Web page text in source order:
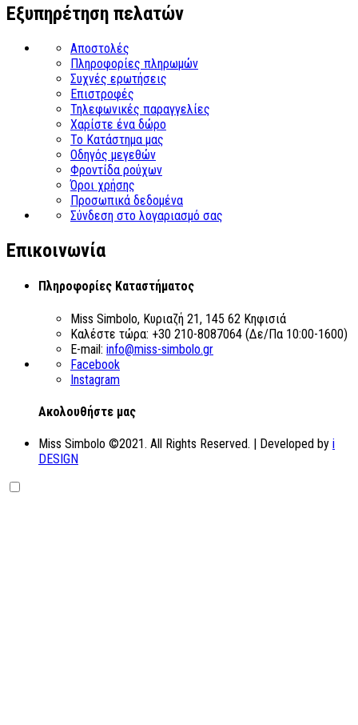
Εξυπηρέτηση πελατών
Αποστολές
Πληροφορίες πληρωμών
Συχνές ερωτήσεις
Επιστροφές
Τηλεφωνικές παραγγελίες
Χαρίστε ένα δώρο
Το Κατάστημα μας
Οδηγός μεγεθών
Φροντίδα ρούχων
Όροι χρήσης
Προσωπικά δεδομένα
Σύνδεση στο λογαριασμό σας
Επικοινωνία
Πληροφορίες Καταστήματος
Miss Simbolo, Κυριαζή 21, 145 62 Κηφισιά
Καλέστε τώρα: +30 210-8087064 (Δε/Πα 10:00-1600)
E-mail: info@miss-simbolo.gr
Facebook
Instagram
Aκολουθήστε μας
Miss Simbolo ©2021. All Rights Reserved. | Developed by i
DESIGN